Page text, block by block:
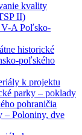
kvality
II)
V-A Poľsko-
historické
poľského
k projektu
parky – poklady
pohraničia
– Poloniny, dve